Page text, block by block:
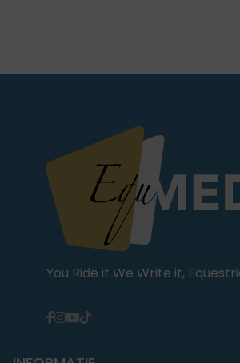
You Ride it We Write it,